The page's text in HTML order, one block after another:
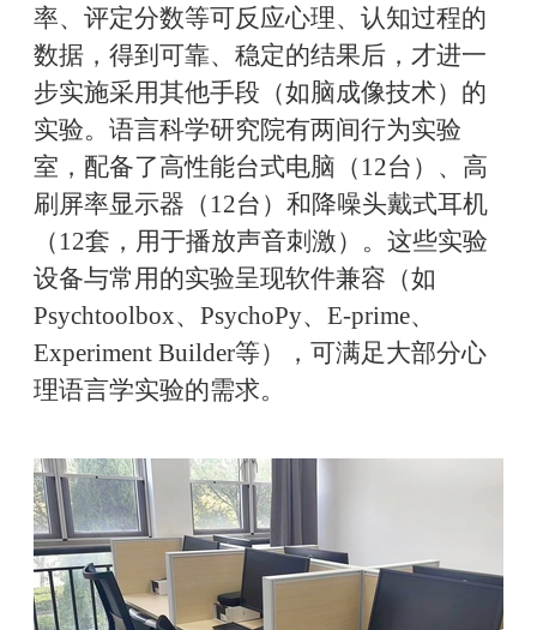
率、评定分数等可反应心理、认知过程的
数据，得到可靠、稳定的结果后，才进一
步实施采用其他手段（如脑成像技术）的
实验。语言科学研究院有两间行为实验
室，配备了高性能台式电脑（12台）、高
刷屏率显示器（12台）和降噪头戴式耳机
（12套，用于播放声音刺激）。这些实验
设备与常用的实验呈现软件兼容（如
Psychtoolbox、PsychoPy、E-prime、
Experiment Builder等），可满足大部分心
理语言学实验的需求。